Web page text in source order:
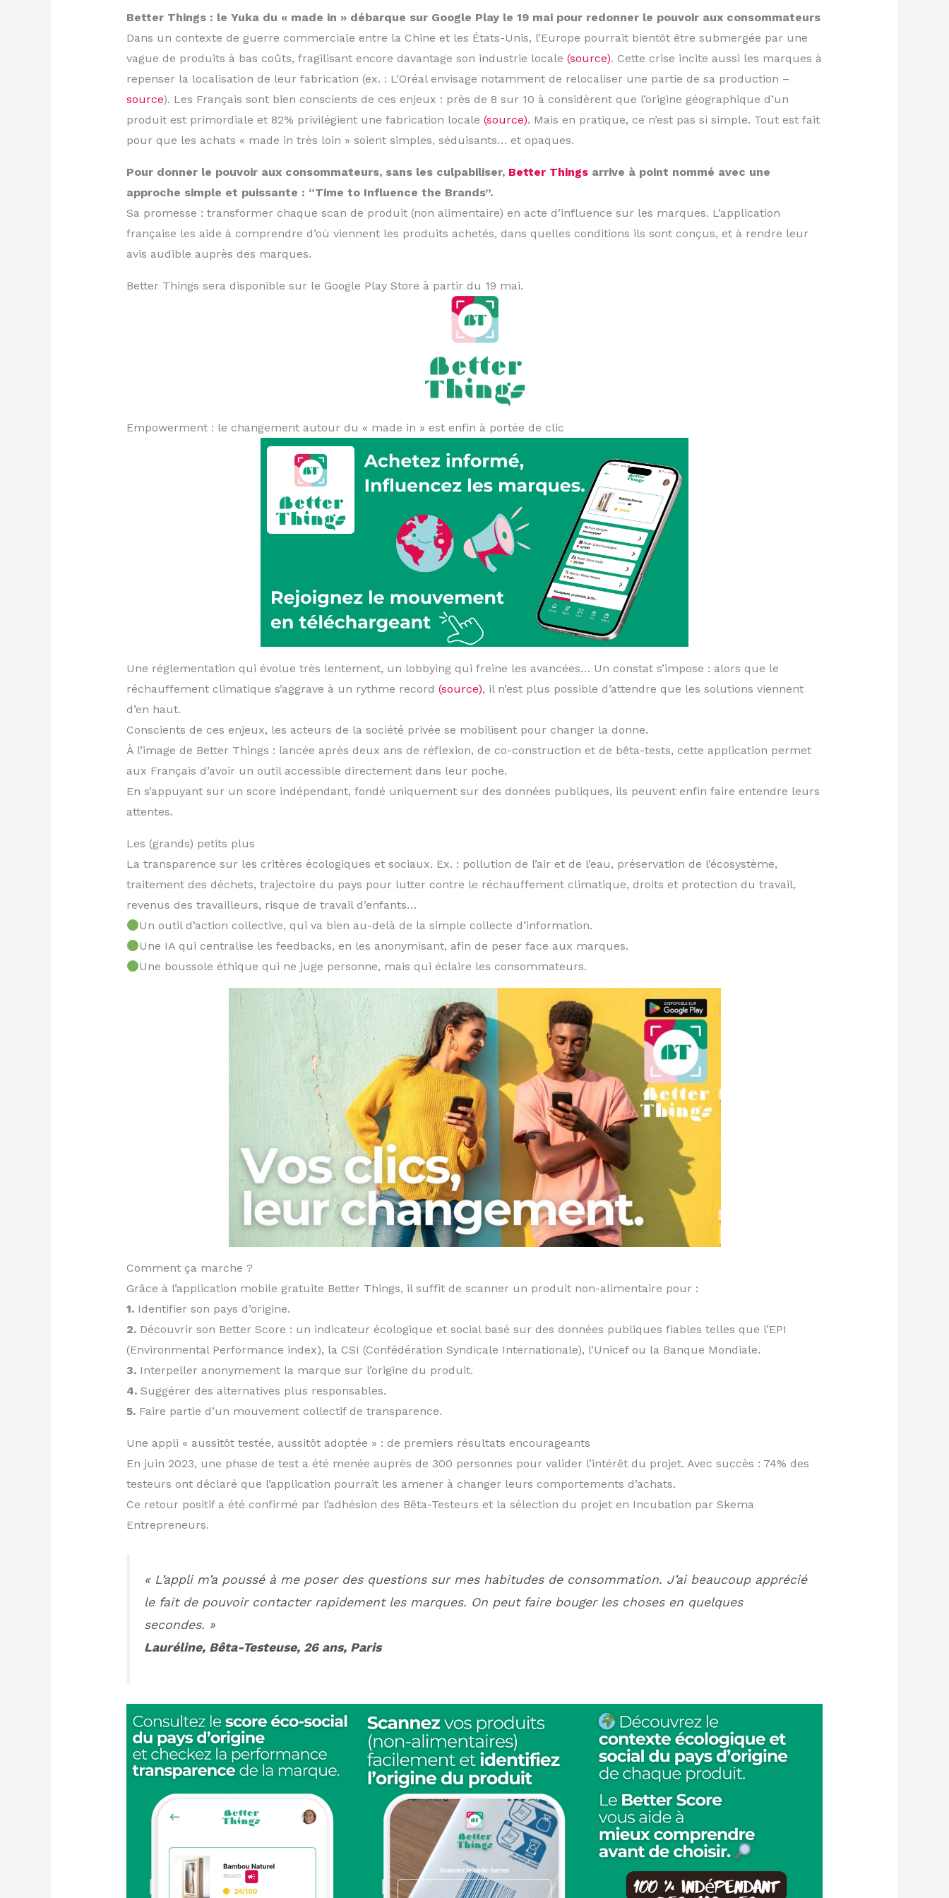
Better Things : le Yuka du « made in » débarque sur Google Play le 19 mai pour redonner le pouvoir aux consommateurs
Dans un contexte de guerre commerciale entre la Chine et les États-Unis, l’Europe pourrait bientôt être submergée par une
vague de produits à bas coûts, fragilisant encore davantage son industrie locale (source). Cette crise incite aussi les marques à
repenser la localisation de leur fabrication (ex. : L’Oréal envisage notamment de relocaliser une partie de sa production –
source). Les Français sont bien conscients de ces enjeux : près de 8 sur 10 à considèrent que l’origine géographique d’un
produit est primordiale et 82% privilégient une fabrication locale (source). Mais en pratique, ce n’est pas si simple. Tout est fait
pour que les achats « made in très loin » soient simples, séduisants… et opaques.
Pour donner le pouvoir aux consommateurs, sans les culpabiliser, Better Thingsarrive à point nommé avec une
approche simple et puissante : “Time to Influence the Brands”.
Sa promesse : transformer chaque scan de produit (non alimentaire) en acte d’influence sur les marques. L’application
française les aide à comprendre d’où viennent les produits achetés, dans quelles conditions ils sont conçus, et à rendre leur
avis audible auprès des marques.
Better Things sera disponible sur le Google Play Store à partir du 19 mai.
Empowerment : le changement autour du « made in » est enfin à portée de clic
Une réglementation qui évolue très lentement, un lobbying qui freine les avancées… Un constat s’impose : alors que le
réchauffement climatique s’aggrave à un rythme record (source), il n’est plus possible d’attendre que les solutions viennent
d’en haut.
Conscients de ces enjeux, les acteurs de la société privée se mobilisent pour changer la donne.
À l’image de Better Things : lancée après deux ans de réflexion, de co-construction et de bêta-tests, cette application permet
aux Français d’avoir un outil accessible directement dans leur poche.
En s’appuyant sur un score indépendant, fondé uniquement sur des données publiques, ils peuvent enfin faire entendre leurs
attentes.
Les (grands) petits plus
La transparence sur les critères écologiques et sociaux. Ex. : pollution de l’air et de l’eau, préservation de l’écosystème,
traitement des déchets, trajectoire du pays pour lutter contre le réchauffement climatique, droits et protection du travail,
revenus des travailleurs, risque de travail d’enfants…
Un outil d’action collective, qui va bien au-delà de la simple collecte d’information.
Une IA qui centralise les feedbacks, en les anonymisant, afin de peser face aux marques.
Une boussole éthique qui ne juge personne, mais qui éclaire les consommateurs.
Comment ça marche ?
Grâce à l’application mobile gratuite Better Things, il suffit de scanner un produit non-alimentaire pour :
1.Identifier son pays d’origine.
2.Découvrir son Better Score : un indicateur écologique et social basé sur des données publiques fiables telles que l’EPI
(Environmental Performance index), la CSI (Confédération Syndicale Internationale), l’Unicef ou la Banque Mondiale.
3.Interpeller anonymement la marque sur l’origine du produit.
4.Suggérer des alternatives plus responsables.
5.Faire partie d’un mouvement collectif de transparence.
Une appli « aussitôt testée, aussitôt adoptée » : de premiers résultats encourageants
En juin 2023, une phase de test a été menée auprès de 300 personnes pour valider l’intérêt du projet. Avec succès : 74% des
testeurs ont déclaré que l’application pourrait les amener à changer leurs comportements d’achats.
Ce retour positif a été confirmé par l’adhésion des Bêta-Testeurs et la sélection du projet en Incubation par Skema
Entrepreneurs.
« L’appli m’a poussé à me poser des questions sur mes habitudes de consommation. J’ai beaucoup apprécié
le fait de pouvoir contacter rapidement les marques. On peut faire bouger les choses en quelques
secondes. »
Lauréline, Bêta-Testeuse, 26 ans, Paris